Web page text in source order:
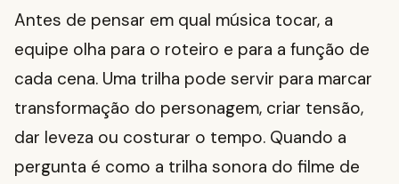
Antes de pensar em qual música tocar, a
equipe olha para o roteiro e para a função de
cada cena. Uma trilha pode servir para marcar
transformação do personagem, criar tensão,
dar leveza ou costurar o tempo. Quando a
pergunta é como a trilha sonora do filme de